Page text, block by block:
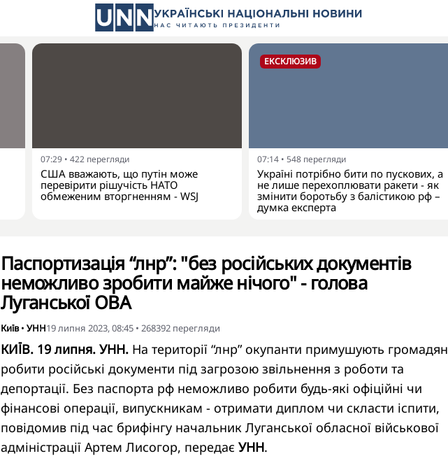
07:29 • 422 перегляди
США вважають, що путін може
перевірити рішучість НАТО
обмеженим вторгненням - WSJ
ЕКСКЛЮЗИВ
07:14 • 548 перегляди
Україні потрібно бити по пускових, а
не лише перехоплювати ракети - як
змінити боротьбу з балістикою рф –
думка експерта
Паспортизація “лнр”: "без російських документів
неможливо зробити майже нічого" - голова
Луганської ОВА
Київ• УНН19 липня 2023, 08:45 • 268392 перегляди
КИЇВ. 19 липня. УНН. На території “лнр” окупанти примушують громадян
робити російські документи під загрозою звільнення з роботи та
депортації. Без паспорта рф неможливо робити будь-які офіційні чи
фінансові операції, випускникам - отримати диплом чи скласти іспити,
повідомив під час брифінгу начальник Луганської обласної військової
адміністрації Артем Лисогор, передає УНН.